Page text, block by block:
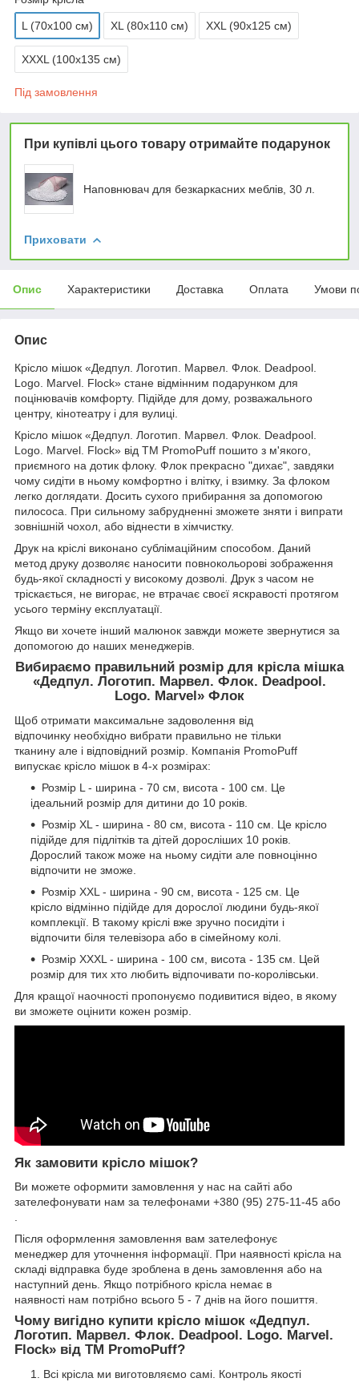
L (70x100 см) XL (80х110 см) XXL (90х125 см)
XXXL (100х135 см)
Під замовлення
При купівлі цього товару отримайте подарунок
Наповнювач для безкаркасних меблів, 30 л.
Приховати
Опис Характеристики Доставка Оплата Умови
Опис
Крісло мішок «Дедпул. Логотип. Марвел. Флок. Deadpool.
Logo. Marvel. Flock» стане відмінним подарунком для
поцінювачів комфорту. Підійде для дому, розважального
центру, кінотеатру і для вулиці.
Крісло мішок «Дедпул. Логотип. Марвел. Флок. Deadpool.
Logo. Marvel. Flock» від TM PromoPuff пошито з м'якого,
приємного на дотик флоку. Флок прекрасно "дихає", завдяки
чому сидіти в ньому комфортно і влітку, і взимку. За флоком
легко доглядати. Досить сухого прибирання за допомогою
пилососа. При сильному забрудненні зможете зняти і випрати
зовнішній чохол, або віднести в хімчистку.
Друк на кріслі виконано сублімаційним способом. Даний
метод друку дозволяє наносити повнокольорові зображення
будь-якої складності у високому дозволі. Друк з часом не
тріскається, не вигорає, не втрачає своєї яскравості протягом
усього терміну експлуатації.
Якщо ви хочете інший малюнок завжди можете звернутися за
допомогою до наших менеджерів.
Вибираємо правильний розмір для крісла мішка
«Дедпул. Логотип. Марвел. Флок. Deadpool.
Logo. Marvel» Флок
Щоб отримати максимальне задоволення від
відпочинку необхідно вибрати правильно не тільки
тканину але і відповідний розмір. Компанія PromoPuff
випускає крісло мішок в 4-х розмірах:
Розмір L - ширина - 70 см, висота - 100 см. Це
ідеальний розмір для дитини до 10 років.
Розмір XL - ширина - 80 см, висота - 110 см. Це крісло
підійде для підлітків та дітей доросліших 10 років.
Дорослий також може на ньому сидіти але повноцінно
відпочити не зможе.
Розмір XXL - ширина - 90 см, висота - 125 см. Це
крісло відмінно підійде для дорослої людини будь-якої
комплекції. В такому кріслі вже зручно посидіти і
відпочити біля телевізора або в сімейному колі.
Розмір XXXL - ширина - 100 см, висота - 135 см. Цей
розмір для тих хто любить відпочивати по-королівськи.
Для кращої наочності пропонуємо подивитися відео, в якому
ви зможете оцінити кожен розмір.
Як замовити крісло мішок?
Ви можете оформити замовлення у нас на сайті або
зателефонувати нам за телефонами +380 (95) 275-11-45 або
.
Після оформлення замовлення вам зателефонує
менеджер для уточнення інформації. При наявності крісла на
складі відправка буде зроблена в день замовлення або на
наступний день. Якщо потрібного крісла немає в
наявності нам потрібно всього 5 - 7 днів на його пошиття.
Чому вигідно купити крісло мішок «Дедпул.
Логотип. Марвел. Флок. Deadpool. Logo. Marvel.
Flock» від TM PromoPuff?
Всі крісла ми виготовляємо самі. Контроль якості